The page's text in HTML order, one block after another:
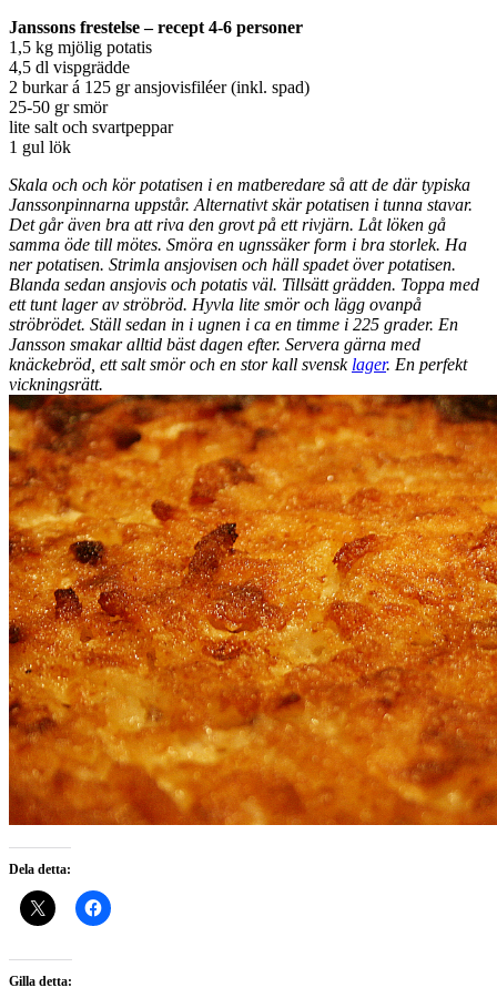
Janssons frestelse – recept 4-6 personer
1,5 kg mjölig potatis
4,5 dl vispgrädde
2 burkar á 125 gr ansjovisfiléer (inkl. spad)
25-50 gr smör
lite salt och svartpeppar
1 gul lök
Skala och och kör potatisen i en matberedare så att de där typiska
Janssonpinnarna uppstår. Alternativt skär potatisen i tunna stavar.
Det går även bra att riva den grovt på ett rivjärn. Låt löken gå
samma öde till mötes. Smöra en ugnssäker form i bra storlek. Ha
ner potatisen. Strimla ansjovisen och häll spadet över potatisen.
Blanda sedan ansjovis och potatis väl. Tillsätt grädden. Toppa med
ett tunt lager av ströbröd. Hyvla lite smör och lägg ovanpå
ströbrödet. Ställ sedan in i ugnen i ca en timme i 225 grader. En
Jansson smakar alltid bäst dagen efter. Servera gärna med
knäckebröd, ett salt smör och en stor kall svensk lager. En perfekt
vickningsrätt.
Dela detta:
Gilla detta: